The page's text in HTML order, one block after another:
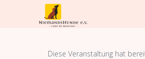
Diese Veranstaltung hat